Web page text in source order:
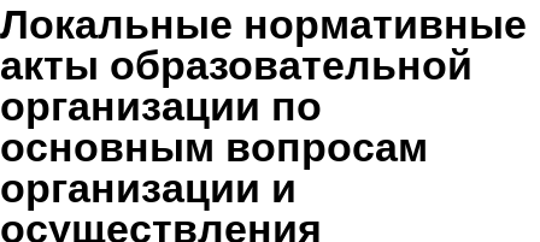
Локальные нормативные
акты образовательной
организации по
основным вопросам
организации и
осуществления